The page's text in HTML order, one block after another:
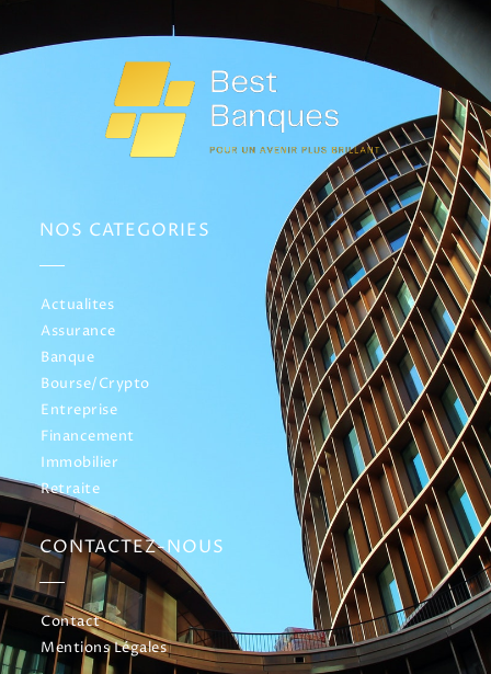
NOS CATEGORIES
Actualites
Assurance
Banque
Bourse/Crypto
Entreprise
Financement
Immobilier
Retraite
CONTACTEZ-NOUS
Contact
Mentions Légales